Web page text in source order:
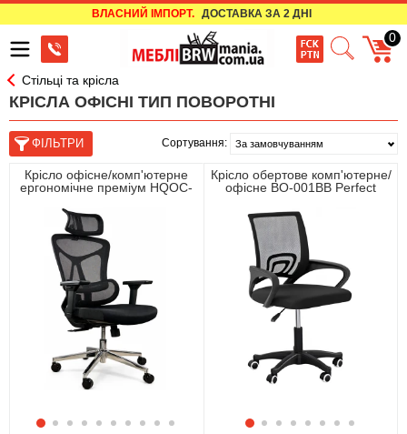
ВЛАСНИЙ ІМПОРТ. ДОСТАВКА ЗА 2 ДНІ
0
Стільці та крісла
КРІСЛА ОФІСНІ ТИП ПОВОРОТНІ
Сортування:
Крісло офісне/комп'ютерне
ергономічне преміум HQOC-
Крісло обертове комп'ютерне/
офісне BO-001BB Perfect